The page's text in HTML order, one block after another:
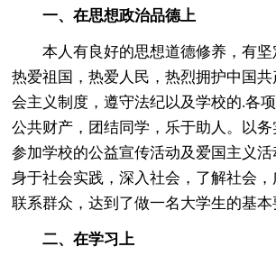
一、在思想政治品德上
本人有良好的思想道德修养，有坚
热爱祖国，热爱人民，热烈拥护中国
会主义制度，遵守法纪以及学校的.各
公共财产，团结同学，乐于助人。以
参加学校的公益宣传活动及爱国主义
身于社会实践，深入社会，了解社会，
联系群众，达到了做一名大学生的基本
二、在学习上